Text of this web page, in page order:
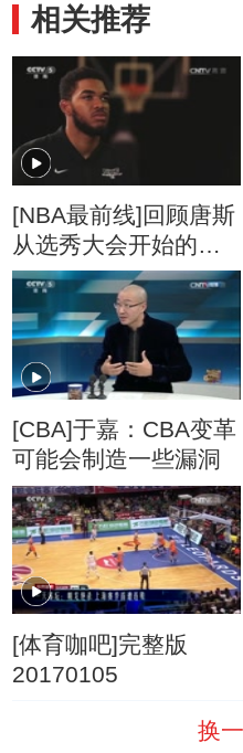
相关推荐
[NBA最前线]回顾唐斯
从选秀大会开始的成
长时刻
[CBA]于嘉：CBA变革
可能会制造一些漏洞
[体育咖吧]完整版
20170105
换